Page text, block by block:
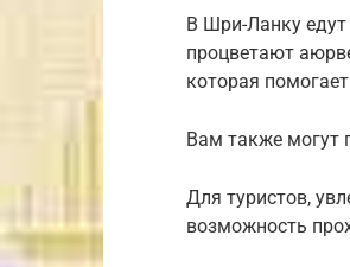
В Шри-Ланку едут
процветают
которая
Вам также могут
Для туристов,
возможность